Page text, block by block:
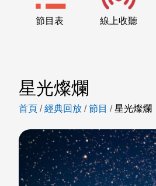
節目表 線上收聽
星光燦爛
首頁 /經典回放 /節目 /星光燦爛